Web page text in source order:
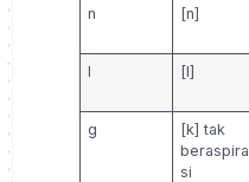
n [n]
l [l]
g
[k] tak
beraspira
si